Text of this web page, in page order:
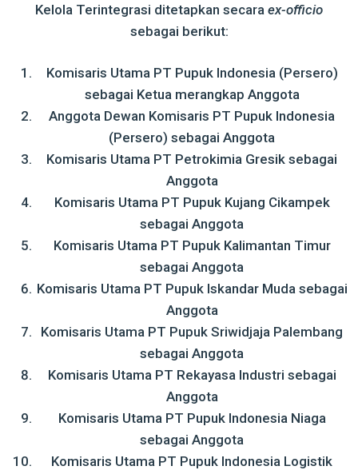
Kelola Terintegrasi ditetapkan secara ex-officio
sebagai berikut:
Komisaris Utama PT Pupuk Indonesia (Persero)
sebagai Ketua merangkap Anggota
Anggota Dewan Komisaris PT Pupuk Indonesia
(Persero) sebagai Anggota
Komisaris Utama PT Petrokimia Gresik sebagai
Anggota
Komisaris Utama PT Pupuk Kujang Cikampek
sebagai Anggota
Komisaris Utama PT Pupuk Kalimantan Timur
sebagai Anggota
Komisaris Utama PT Pupuk Iskandar Muda sebagai
Anggota
Komisaris Utama PT Pupuk Sriwidjaja Palembang
sebagai Anggota
Komisaris Utama PT Rekayasa Industri sebagai
Anggota
Komisaris Utama PT Pupuk Indonesia Niaga
sebagai Anggota
Komisaris Utama PT Pupuk Indonesia Logistik